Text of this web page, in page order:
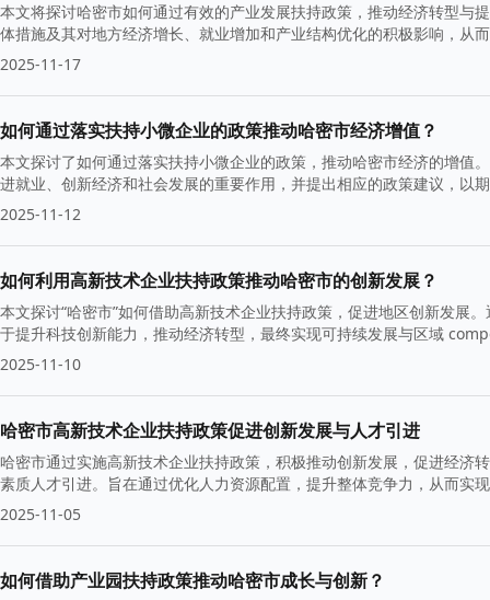
本文将探讨哈密市如何通过有效的产业发展扶持政策，推动经济转型与
体措施及其对地方经济增长、就业增加和产业结构优化的积极影响，从
2025-11-17
如何通过落实扶持小微企业的政策推动哈密市经济增值？
本文探讨了如何通过落实扶持小微企业的政策，推动哈密市经济的增值
进就业、创新经济和社会发展的重要作用，并提出相应的政策建议，以
2025-11-12
如何利用高新技术企业扶持政策推动哈密市的创新发展？
本文探讨“哈密市”如何借助高新技术企业扶持政策，促进地区创新发展
于提升科技创新能力，推动经济转型，最终实现可持续发展与区域
2025-11-10
哈密市高新技术企业扶持政策促进创新发展与人才引进
哈密市通过实施高新技术企业扶持政策，积极推动创新发展，促进经济
素质人才引进。旨在通过优化人力资源配置，提升整体竞争力，从而实
2025-11-05
如何借助产业园扶持政策推动哈密市成长与创新？